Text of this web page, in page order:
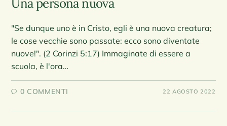
Una persona nuova
"Se dunque uno è in Cristo, egli è una nuova creatura;
le cose vecchie sono passate: ecco sono diventate
nuove!". (2 Corinzi 5:17) Immaginate di essere a
scuola, è l'ora…
0 COMMENTI 22 AGOSTO 2022